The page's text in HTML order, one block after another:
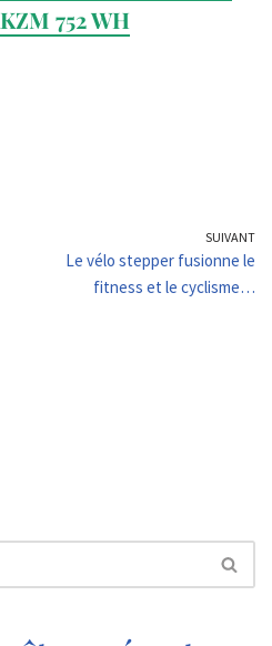
752 WH
SUIVANT
Le vélo stepper fusionne le
fitness et le cyclisme…